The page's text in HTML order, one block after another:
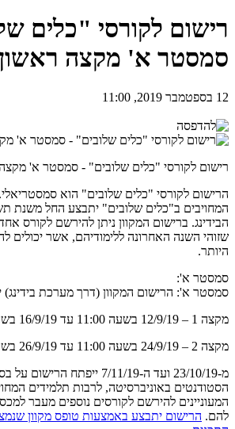
רישום לקורסי "כלים
סמסטר א' מקצה
12 בספטמבר 2019, 11:00
רישום לקורסי "כלים שלובים" - סמסטר א'
הרישום לקורסי "כלים שלובים" הוא
המחויבים ב"כלים שלובים" יתבצע החל משנת
הבידינג. ברישום המקוון ניתן להירשם לקורס
שזוהי השנה האחרונה ללימודיהם, אשר יכולים
היותר.
סמסטר א':
סמסטר א': הרישום המקוון (דרך מערכת בידינג)
מקצה 1 – 12/9/19 בשעה 11:00 עד 16/9/19 בשעה 10:00.
מקצה 2 – 24/9/19 בשעה 11:00 עד 26/9/19 בשעה 10:00.
מ-23/10/19 ועד ה-7/11/19 ייפתח
הסטודנטים באוניברסיטה, לרבות תלמידים
המעוניינים להירשם לקורסים נוספים מעבר
להם. הרישום יתבצע באמצעות טופס מקוון